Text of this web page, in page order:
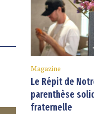
Magazine
Le Répit de
parenthèse
fraternelle